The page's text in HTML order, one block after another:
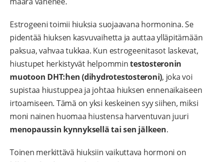
Estrogeeni toimii hiuksia suojaavana hormonina. Se
pidentää hiuksen kasvuvaihetta ja auttaa ylläpitämään
paksua, vahvaa tukkaa. Kun estrogeenitasot laskevat,
hiustupet herkistyvät helpommintestosteronin
muotoon DHT:hen (dihydrotestosteroni), joka voi
supistaa hiustuppea ja johtaa hiuksen ennenaikaiseen
irtoamiseen. Tämä on yksi keskeinen syy siihen, miksi
moni nainen huomaa hiustensa harventuvan juuri
menopaussin kynnyksellä tai sen jälkeen.
Toinen merkittävä hiuksiin vaikuttava hormoni on